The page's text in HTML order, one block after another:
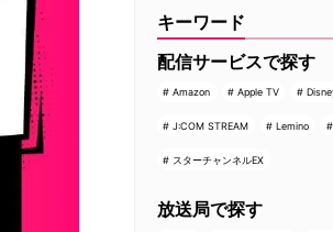
キーワード
配信サービスで探す
Amazon Apple TV
J:COM STREAM Lemino
スターチャンネルEX
放送局で探す